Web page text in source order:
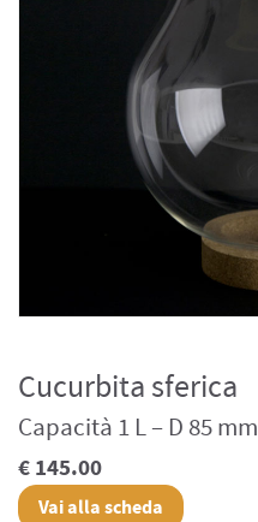
Cucurbita sferica
Capacità 1 L – D 85 mm
€ 145.00
Vai alla scheda